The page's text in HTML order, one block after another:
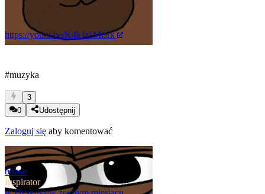
https://youtu.be/K4k1t1Misrk
#muzyka
3
0
Udostępnij
Zaloguj się aby komentować
bobse
Inspirator